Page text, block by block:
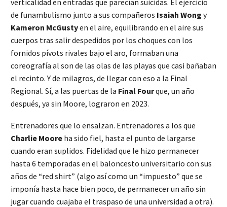
de funambulismo junto a sus compañeros Isaiah Wong y
Kameron McGustyen el aire, equilibrando en el aire sus
cuerpos tras salir despedidos por los choques con los
fornidos pívots rivales bajo el aro, formaban una
coreografía al son de las olas de las playas que casi bañaban
el recinto. Y de milagros, de llegar con eso a la Final
Regional. Sí, a las puertas de la Final Fourque, un año
después, ya sin Moore, lograron en 2023.
Entrenadores que lo ensalzan. Entrenadores a los que
Charlie Moore ha sido fiel, hasta el punto de largarse
cuando eran suplidos. Fidelidad que le hizo permanecer
hasta 6 temporadas en el baloncesto universitario con sus
años de “red shirt” (algo así como un “impuesto” que se
imponía hasta hace bien poco, de permanecer un año sin
jugar cuando cuajaba el traspaso de una universidad a otra).